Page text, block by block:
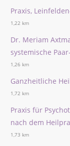
Praxis,
1,22 km
Dr. Meriam
systemische
1,26 km
Ganzheitliche
1,72 km
Praxis für
nach dem
1,73 km